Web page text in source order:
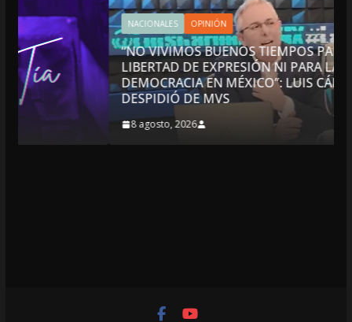
NACIONALES OPINIÓN
“NO VIVIMOS BUENOS TIEMPOS PARA LA
LIBERTAD DE EXPRESIÓN NI PARA LA
DEMOCRACIA EN MÉXICO”: LUIS CÁRDENAS; SE
DESPIDIÓ DE MVS
8 agosto, 2026